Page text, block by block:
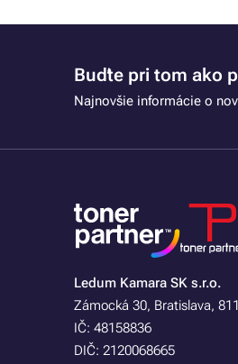
Buďte pri tom ako
Najnovšie informácie o
Ledum Kamara SK s.r.o.
Zámocká 30, Bratislava,
IČ: 48158836
DIČ: 2120068665